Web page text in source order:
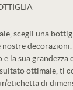
scegli una
decorazioni.
la sua grandezza
ottimale, ti
di